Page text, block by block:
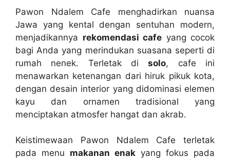
Pawon Ndalem Cafe menghadirkan nuansa
Jawa yang kental dengan sentuhan modern,
menjadikannya rekomendasi cafe yang cocok
bagi Anda yang merindukan suasana seperti di
rumah nenek. Terletak disolo, cafe ini
menawarkan ketenangan dari hiruk pikuk kota,
dengan desain interior yang didominasi elemen
kayu dan ornamen tradisional yang
menciptakan atmosfer hangat dan akrab.
Keistimewaan Pawon Ndalem Cafe terletak
pada menu makanan enak yang fokus pada